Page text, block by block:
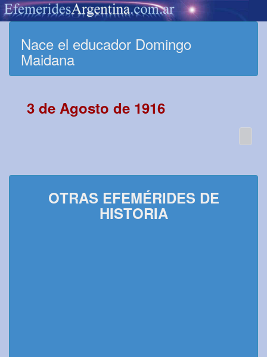
Nace el educador Domingo
Maidana
3 de Agosto de 1916
OTRAS EFEMÉRIDES DE
HISTORIA